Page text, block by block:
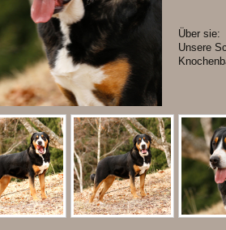
Über sie:
Unsere